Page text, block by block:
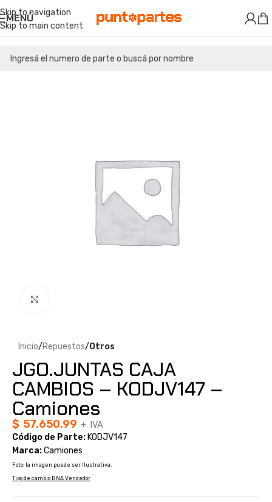
Skip to navigation
Skip to main content
MENÚ
Inicio Repuestos Otros
JGO.JUNTAS CAJA
CAMBIOS – KODJV147 –
Camiones
$ 57.650,99 + IVA
Código de Parte: KODJV147
Marca:Camiones
Foto: la imagen puede ser Ilustrativa.
Tipo de cambio BNA Vendedor